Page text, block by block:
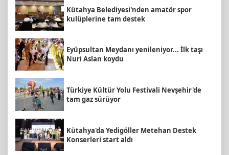
Kütahya Belediyesi'nden amatör spor
kulüplerine tam destek
Eyüpsultan Meydanı yenileniyor... İlk taşı
Nuri Aslan koydu
Türkiye Kültür Yolu Festivali Nevşehir'de
tam gaz sürüyor
Kütahya'da Yedigöller Metehan Destek
Konserleri start aldı